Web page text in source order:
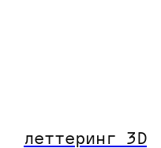
леттеринг 3D